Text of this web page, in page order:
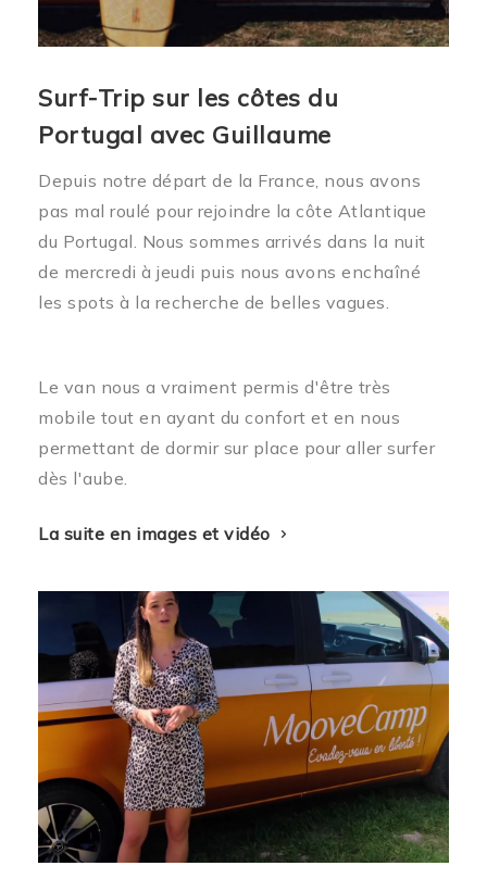
Surf-Trip sur les côtes du
Portugal avec Guillaume
Depuis notre départ de la France, nous avons
pas mal roulé pour rejoindre la côte Atlantique
du Portugal. Nous sommes arrivés dans la nuit
de mercredi à jeudi puis nous avons enchaîné
les spots à la recherche de belles vagues.
Le van nous a vraiment permis d'être très
mobile tout en ayant du confort et en nous
permettant de dormir sur place pour aller surfer
dès l'aube.
La suite en images et vidéo